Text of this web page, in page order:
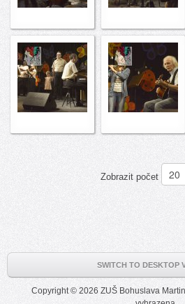
Zobrazit počet
SWITCH TO DESKTOP
Copyright © 2026 ZUŠ Bohuslava